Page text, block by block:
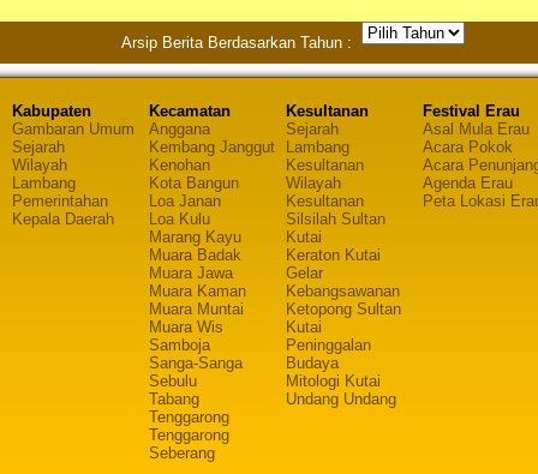
Arsip Berita Berdasarkan Tahun :
Kabupaten
Gambaran Umum
Sejarah
Wilayah
Lambang
Pemerintahan
Kepala Daerah
Kecamatan
Anggana
Kembang Janggut
Kenohan
Kota Bangun
Loa Janan
Loa Kulu
Marang Kayu
Muara Badak
Muara Jawa
Muara Kaman
Muara Muntai
Muara Wis
Samboja
Sanga-Sanga
Sebulu
Tabang
Tenggarong
Tenggarong
Seberang
Kesultanan
Sejarah
Lambang
Kesultanan
Wilayah
Kesultanan
Silsilah Sultan
Kutai
Keraton Kutai
Gelar
Kebangsawanan
Ketopong Sultan
Kutai
Peninggalan
Budaya
Mitologi Kutai
Undang Undang
Festival Erau
Asal Mula Erau
Acara Pokok
Acara
Agenda Erau
Peta Lokasi